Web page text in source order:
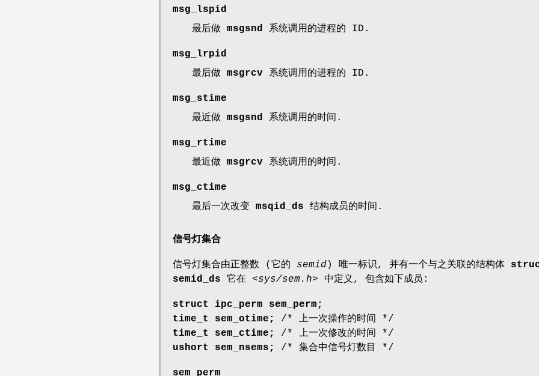
msg_lspid
最后做 msgsnd 系统调用的进程的 ID.
msg_lrpid
最后做 msgrcv 系统调用的进程的 ID.
msg_stime
最近做 msgsnd 系统调用的时间.
msg_rtime
最近做 msgrcv 系统调用的时间.
msg_ctime
最后一次改变 msqid_ds 结构成员的时间.
信号灯集合
信号灯集合由正整数 (它的 semid) 唯一标识, 并有一个与之关联的结构体
semid_ds 它在 <sys/sem.h> 中定义, 包含如下成员:
struct ipc_perm sem_perm;
time_t sem_otime; /* 上一次操作的时间 */
time_t sem_ctime; /* 上一次修改的时间 */
ushort sem_nsems; /* 集合中信号灯数目 */
sem_perm